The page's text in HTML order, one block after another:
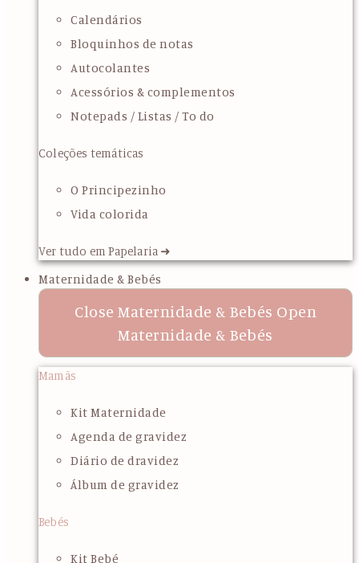
Calendários
Bloquinhos de notas
Autocolantes
Acessórios & complementos
Notepads / Listas / To do
Coleções temáticas
O Principezinho
Vida colorida
Ver tudo em Papelaria ➜
Maternidade & Bebés
Close Maternidade & Bebés Open
Maternidade & Bebés
Mamãs
Kit Maternidade
Agenda de gravidez
Diário de dravidez
Álbum de gravidez
Bebés
Kit Bebé